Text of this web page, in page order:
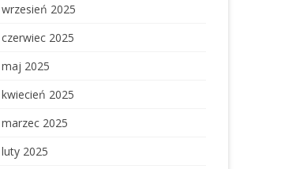
wrzesień 2025
czerwiec 2025
maj 2025
kwiecień 2025
marzec 2025
luty 2025